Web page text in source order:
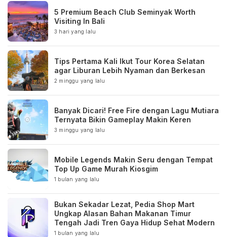
5 Premium Beach Club Seminyak Worth
Visiting In Bali
3 hari yang lalu
Tips Pertama Kali Ikut Tour Korea Selatan
agar Liburan Lebih Nyaman dan Berkesan
2 minggu yang lalu
Banyak Dicari! Free Fire dengan Lagu Mutiara
Ternyata Bikin Gameplay Makin Keren
3 minggu yang lalu
Mobile Legends Makin Seru dengan Tempat
Top Up Game Murah Kiosgim
1 bulan yang lalu
Bukan Sekadar Lezat, Pedia Shop Mart
Ungkap Alasan Bahan Makanan Timur
Tengah Jadi Tren Gaya Hidup Sehat Modern
1 bulan yang lalu